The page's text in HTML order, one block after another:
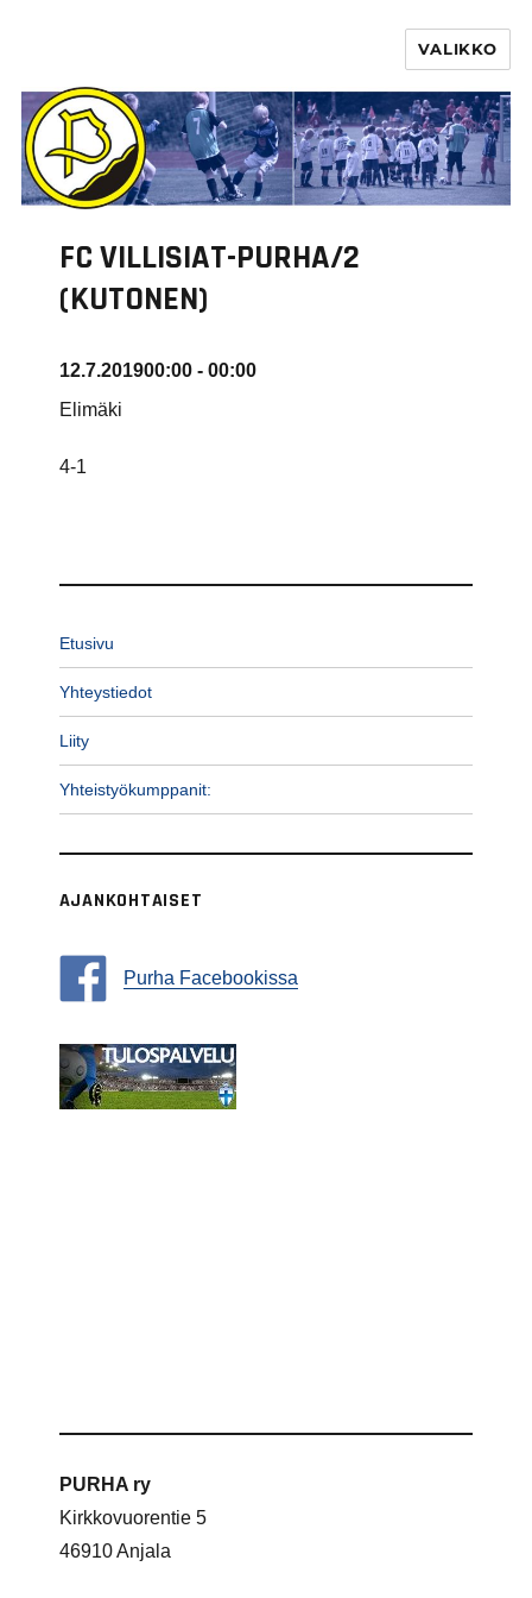
VALIKKO
FC VILLISIAT-PURHA/2
(KUTONEN)
12.7.201900:00 - 00:00
Elimäki
4-1
Etusivu
Yhteystiedot
Liity
Yhteistyökumppanit:
AJANKOHTAISET
Purha Facebookissa
PURHA ry
Kirkkovuorentie 5
46910 Anjala